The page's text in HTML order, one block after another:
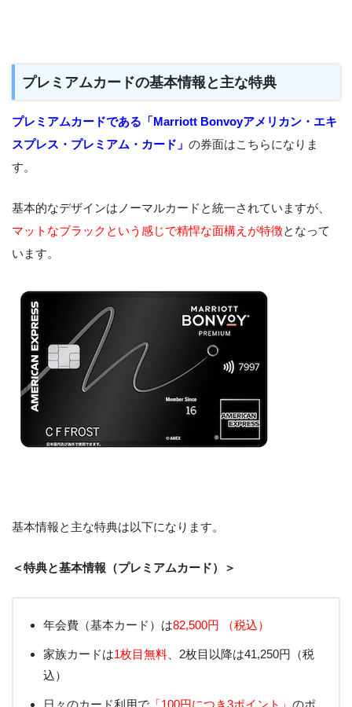
プレミアムカードの基本情報と主な特典
プレミアムカードである「Marriott Bonvoyアメリカン・エキ
スプレス・プレミアム・カード」 の券面はこちらになりま
す。
基本的なデザインはノーマルカードと統一されていますが、
マットなブラックという感じで精悍な面構えが特徴となって
います。
基本情報と主な特典は以下になります。
＜特典と基本情報（プレミアムカード）＞
年会費（基本カード）は82,500円 （税込）
家族カードは1枚目無料 、2枚目以降は41,250円（税
込）
日々のカード利用で 「100円につき3ポイント」 のポ